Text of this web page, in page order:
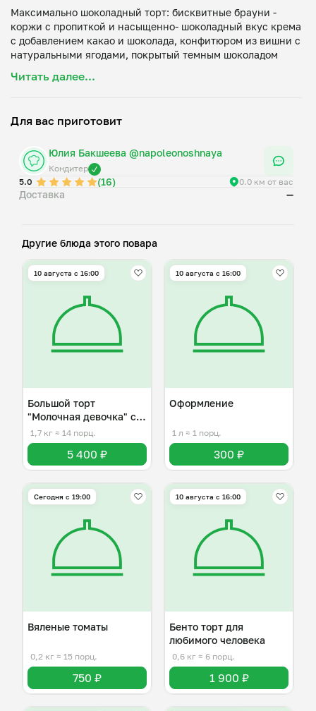
Максимально шоколадный торт: бисквитные брауни -
коржи с пропиткой и насыщенно- шоколадный вкус крема
с добавлением какао и шоколада, конфитюром из вишни с
натуральными ягодами, покрытый темным шоколадом
Читать далее...
Для вас приготовит
Юлия Бакшеева @napoleonoshnaya
Кондитер
5.0
(16) 0.0 км от вас
Доставка —
Другие блюда этого повара
10 августа с 16:00
Большой торт
"Молочная девочка" со
вкусом пломбира
1,7 кг ≈ 14 порц.
5 400 ₽
10 августа с 16:00
Оформление
1 л ≈ 1 порц.
300 ₽
Сегодня с 19:00
Вяленые томаты
0,2 кг ≈ 15 порц.
750 ₽
10 августа с 16:00
Бенто торт для
любимого человека
0,6 кг ≈ 6 порц.
1 900 ₽